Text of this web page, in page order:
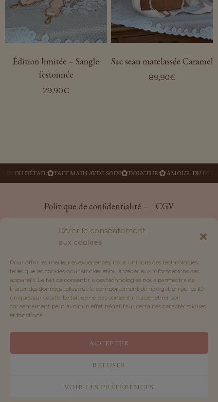
Gérer le consentement
aux cookies
Pour offrir les meilleures expériences, nous utilisons des technologies
telles que les cookies pour stocker et/ou accéder aux informations des
appareils. Le fait de consentir à ces technologies nous permettra de
traiter des données telles que le comportement de navigation ou les ID
uniques sur ce site. Le fait de ne pas consentir ou de retirer son
consentement peut avoir un effet négatif sur certaines caractéristiques
et fonctions.
ACCEPTER
REFUSER
VOIR LES PRÉFÉRENCES
Édition limitée – Sangle
festonnée
29,90€
Sac seau matelassée Caramel
89,90€
DU DÉTAIL✿FAIT MAIN AVEC SOIN✿DOUCEUR✿AMOUR DU DÉTAIL
Politique de confidentialité –
CGV
Mon compte –
Contact –